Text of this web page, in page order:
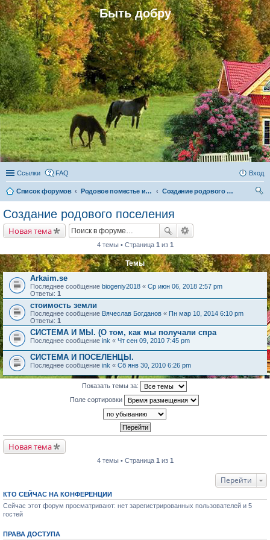
Быть добру
Ссылки FAQ Вход
Список форумов Родовое поместье и родовое поселение
Создание родового поселения
Создание родового поселения
Новая тема
4 темы • Страница 1 из 1
Темы
Arkaim.se
Последнее сообщение biogeniy2018 « Ср июн 06, 2018 2:57 pm
Ответы: 1
стоимость земли
Последнее сообщение Вячеслав Богданов « Пн мар 10, 2014 6:10 pm
Ответы: 1
СИСТЕМА И МЫ. (О том, как мы получали спра
Последнее сообщение ink « Чт сен 09, 2010 7:45 pm
СИСТЕМА И ПОСЕЛЕНЦЫ.
Последнее сообщение ink « Сб янв 30, 2010 6:26 pm
Показать темы за:
Поле сортировки
Новая тема
4 темы • Страница 1 из 1
Перейти
КТО СЕЙЧАС НА КОНФЕРЕНЦИИ
Сейчас этот форум просматривают: нет зарегистрированных пользователей и 5
гостей
ПРАВА ДОСТУПА